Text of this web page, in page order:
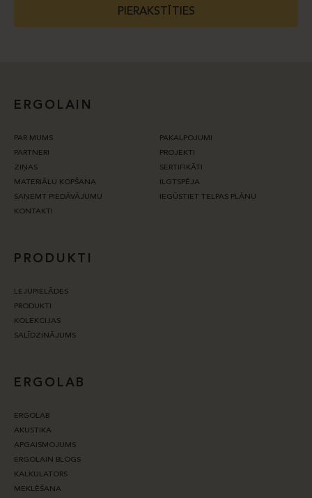
PIERAKSTĪTIES
ERGOLAIN
PAR MUMS
PAKALPOJUMI
PARTNERI
PROJEKTI
ZIŅAS
SERTIFIKĀTI
MATERIĀLU KOPŠANA
ILGTSPĒJA
SAŅEMT PIEDĀVĀJUMU
IEGŪSTIET TELPAS PLĀNU
KONTAKTI
PRODUKTI
LEJUPIELĀDES
PRODUKTI
KOLEKCIJAS
SALĪDZINĀJUMS
ERGOLAB
ERGOLAB
AKUSTIKA
APGAISMOJUMS
ERGOLAIN BLOGS
KALKULATORS
MEKLĒŠANA